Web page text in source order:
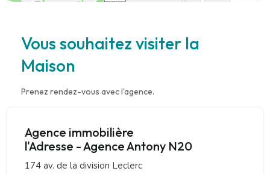
Vous souhaitez visiter la
Maison
Prenez rendez-vous avec l'agence.
Agence immobilière
l'Adresse - Agence Antony N20
174 av. de la division Leclerc